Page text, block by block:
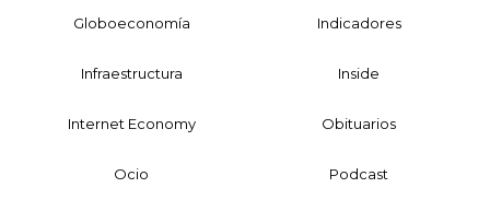
Globoeconomía Indicadores
Infraestructura Inside
Internet Economy Obituarios
Ocio Podcast